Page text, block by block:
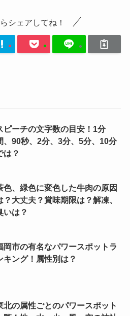
シェアしてね！
ピーチの文字数の目安！1分
、90秒、2分、3分、5分、10分
は？
色、緑色に変色した牛肉の原因
？大丈夫？賞味期限は？解凍、
いは？
岡市の有名なパワースポットラ
キング！属性別は？
北の属性ごとのパワースポット